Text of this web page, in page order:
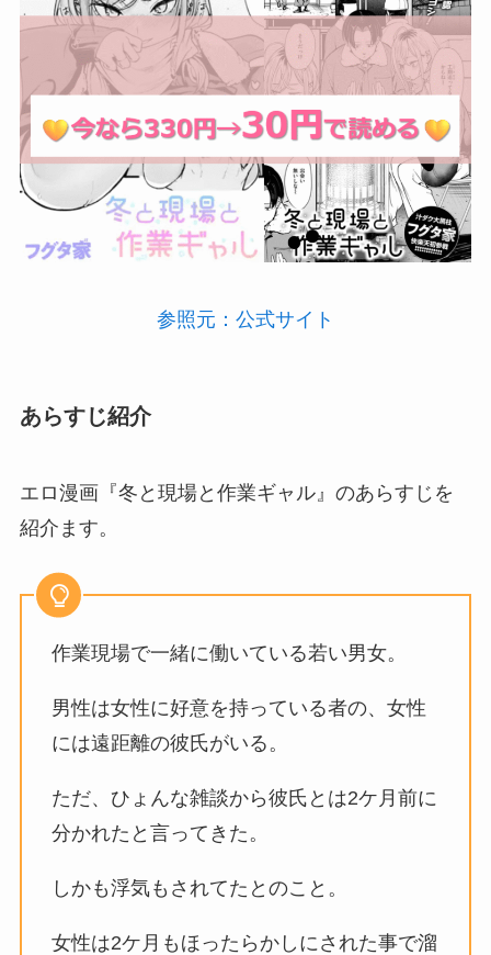
参照元：公式サイト
あらすじ紹介
エロ漫画『冬と現場と作業ギャル』のあらすじを
紹介ます。
作業現場で一緒に働いている若い男女。
男性は女性に好意を持っている者の、女性
には遠距離の彼氏がいる。
ただ、ひょんな雑談から彼氏とは2ケ月前に
分かれたと言ってきた。
しかも浮気もされてたとのこと。
女性は2ケ月もほったらかしにされた事で溜